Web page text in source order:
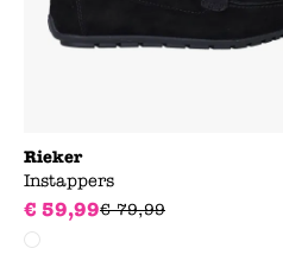
Rieker
Instappers
€ 59,99€ 79,99